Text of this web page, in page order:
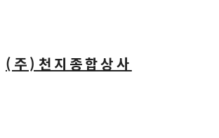
(주)천지종합상사